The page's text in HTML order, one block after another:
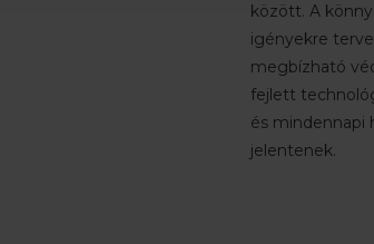
között. A
igényekre
megbízható
fejlett
és mindennapi
jelentenek.